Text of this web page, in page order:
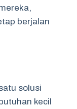
berjalan
solusi
kecil